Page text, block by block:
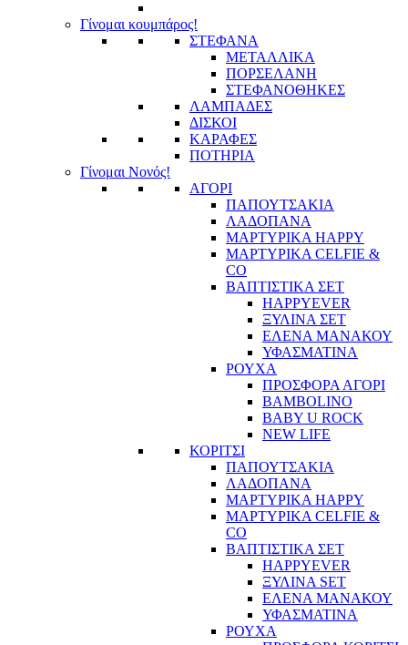
Γίνομαι κουμπάρος!
ΣΤΕΦΑΝΑ
ΜΕΤΑΛΛΙΚΑ
ΠΟΡΣΕΛΑΝΗ
ΣΤΕΦΑΝΟΘΗΚΕΣ
ΛΑΜΠΑΔΕΣ
ΔΙΣΚΟΙ
ΚΑΡΑΦΕΣ
ΠΟΤΗΡΙΑ
Γίνομαι Νονός!
ΑΓΟΡΙ
ΠΑΠΟΥΤΣΑΚΙΑ
ΛΑΔΟΠΑΝΑ
ΜΑΡΤΥΡΙΚΑ HAPPY
ΜΑΡΤΥΡΙΚΑ CELFIE &
CO
ΒΑΠΤΙΣΤΙΚΑ ΣΕΤ
HAPPYEVER
ΞΥΛΙΝΑ ΣΕΤ
ΕΛΕΝΑ ΜΑΝΑΚΟΥ
ΥΦΑΣΜΑΤΙΝΑ
ΡΟΥΧΑ
ΠΡΟΣΦΟΡΑ ΑΓΟΡΙ
BAMBOLINO
BABY U ROCK
NEW LIFE
ΚΟΡΙΤΣΙ
ΠΑΠΟΥΤΣΑΚΙΑ
ΛΑΔΟΠΑΝΑ
ΜΑΡΤΥΡΙΚΑ HAPPY
ΜΑΡΤΥΡΙΚΑ CELFIE &
CO
ΒΑΠΤΙΣΤΙΚΑ ΣΕΤ
HAPPYEVER
ΞΥΛΙΝΑ SET
ΕΛΕΝΑ ΜΑΝΑΚΟΥ
ΥΦΑΣΜΑΤΙΝΑ
ΡΟΥΧΑ